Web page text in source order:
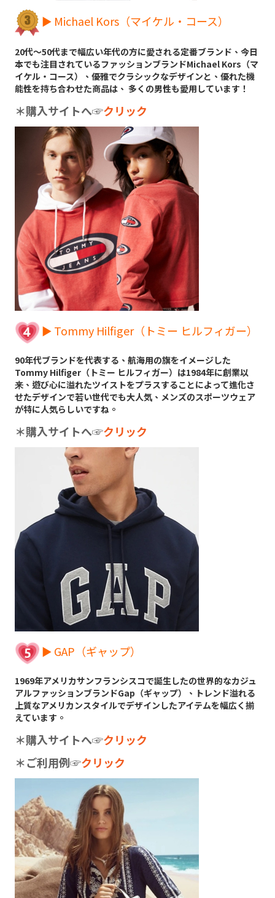
► Michael Kors（マイケル・コース）
20代～50代まで幅広い年代の方に愛される定番ブランド、今日
本でも注目されているファッションブランドMichael Kors（マ
イケル・コース）、優雅でクラシックなデザインと、優れた機
能性を持ち合わせた商品は、 多くの男性も愛用しています！
＊購入サイトへ☞クリック
► Tommy Hilfiger（トミー ヒルフィガー）
90年代ブランドを代表する、航海用の旗をイメージした
Tommy Hilfiger（トミー ヒルフィガー）は1984年に創業以
来、遊び心に溢れたツイストをプラスすることによって進化さ
せたデザインで若い世代でも大人気、メンズのスポーツウェア
が特に人気らしいですね。
＊購入サイトへ☞クリック
► GAP（ギャップ）
1969年アメリカサンフランシスコで誕生したの世界的なカジュ
アルファッションブランドGap（ギャップ）、トレンド溢れる
上質なアメリカンスタイルでデザインしたアイテムを幅広く揃
えています。
＊購入サイトへ☞クリック
＊ご利用例☞クリック